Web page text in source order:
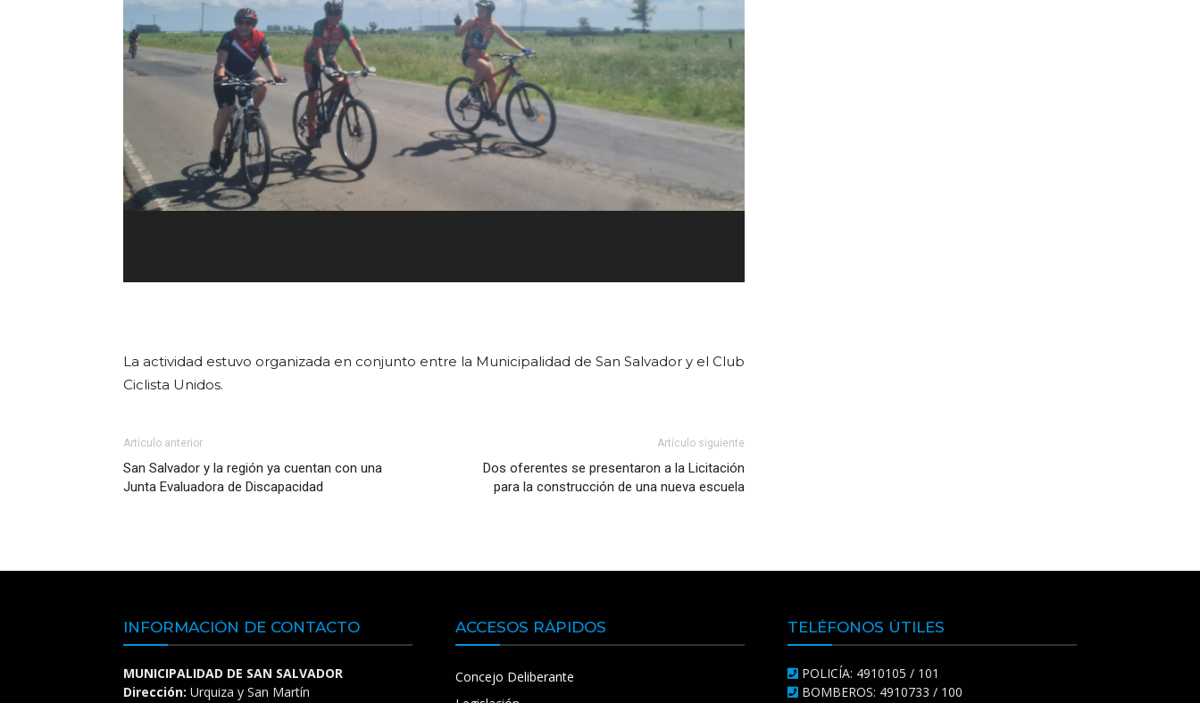
La actividad estuvo organizada en conjunto entre la Municipalidad de San Salvador y el Club
Ciclista Unidos.
Artículo anterior
San Salvador y la región ya cuentan con una
Junta Evaluadora de Discapacidad
Artículo siguiente
Dos oferentes se presentaron a la Licitación
para la construcción de una nueva escuela
INFORMACIÓN DE CONTACTO
MUNICIPALIDAD DE SAN SALVADOR
Dirección: Urquiza y San Martín
ACCESOS RÁPIDOS
Concejo Deliberante
TELÉFONOS ÚTILES
POLICÍA: 4910105 / 101
BOMBEROS: 4910733 / 100